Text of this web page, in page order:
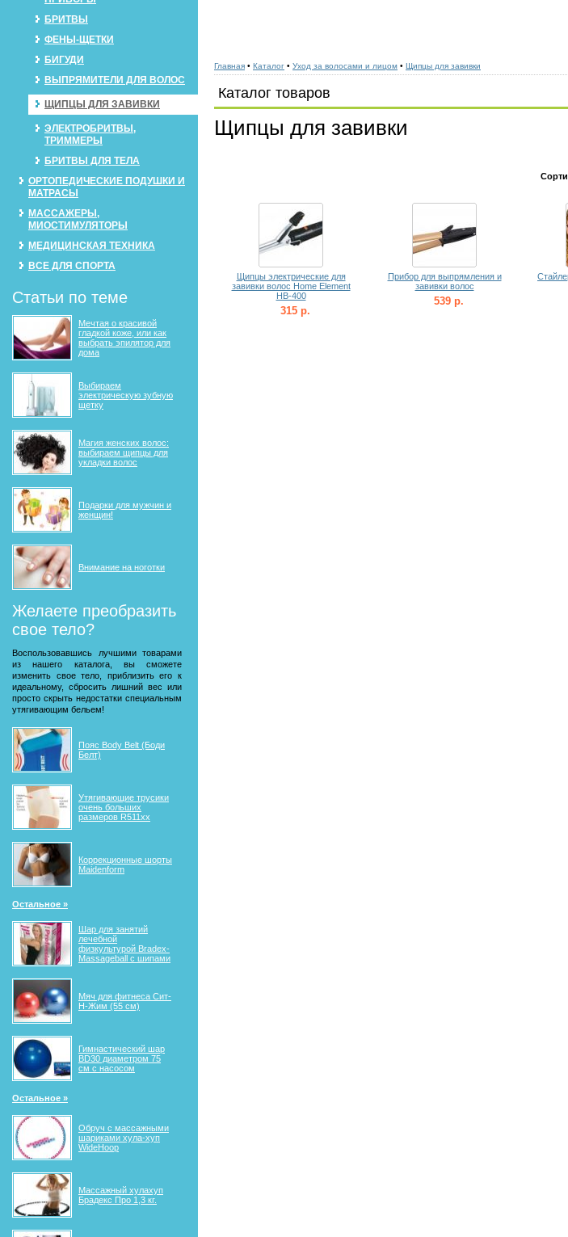
БРИТВЫ
ФЕНЫ-ЩЕТКИ
БИГУДИ
ВЫПРЯМИТЕЛИ ДЛЯ ВОЛОС
ЩИПЦЫ ДЛЯ ЗАВИВКИ
ЭЛЕКТРОБРИТВЫ,
ТРИММЕРЫ
БРИТВЫ ДЛЯ ТЕЛА
ОРТОПЕДИЧЕСКИЕ ПОДУШКИ И
МАТРАСЫ
МАССАЖЕРЫ,
МИОСТИМУЛЯТОРЫ
МЕДИЦИНСКАЯ ТЕХНИКА
ВСЕ ДЛЯ СПОРТА
Статьи по теме
Мечтая о красивой
гладкой коже, или как
выбрать эпилятор для
дома
Выбираем
электрическую зубную
щетку
Магия женских волос:
выбираем щипцы для
укладки волос
Подарки для мужчин и
женщин!
Внимание на ноготки
Желаете преобразить
свое тело?
Воспользовавшись лучшими товарами
из нашего каталога, вы сможете
изменить свое тело, приблизить его к
идеальному, сбросить лишний вес или
просто скрыть недостатки специальным
утягивающим бельем!
Пояс Body Belt (Боди
Белт)
Утягивающие трусики
очень больших
размеров R511xx
Коррекционные шорты
Maidenform
Остальное »
Шар для занятий
лечебной
физкультурой Bradex-
Massageball с шипами
Мяч для фитнеса Сит-
Н-Жим (55 см)
Гимнастический шар
BD30 диаметром 75
см с насосом
Остальное »
Обруч с массажными
шариками хула-хуп
WideHoop
Массажный хулахуп
Брадекс Про 1,3 кг.
Главная • Каталог • Уход за волосами и лицом • Щипцы для завивки
Каталог товаров
Щипцы для завивки
Щипцы электрические для
завивки волос Home Element
HB-400
315 р.
Прибор для выпрямления и
завивки волос
539 р.